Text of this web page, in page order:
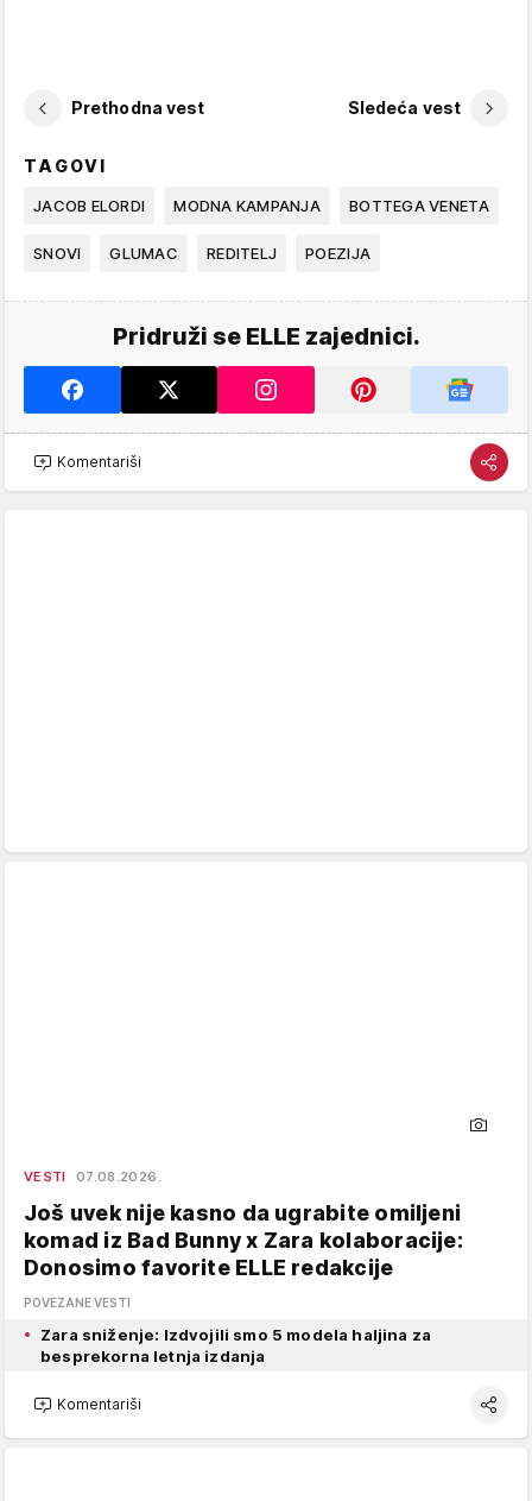
Prethodna vest Sledeća vest
TAGOVI
JACOB ELORDI MODNA KAMPANJA BOTTEGA VENETA
SNOVI GLUMAC REDITELJ POEZIJA
Pridruži se ELLE zajednici.
Komentariši
VESTI 07.08.2026.
Još uvek nije kasno da ugrabite omiljeni
komad iz Bad Bunny x Zara kolaboracije:
Donosimo favorite ELLE redakcije
POVEZANE VESTI
Zara sniženje: Izdvojili smo 5 modela haljina za
besprekorna letnja izdanja
Komentariši